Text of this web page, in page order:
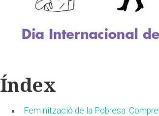
Índex
Feminització de la Pobresa: